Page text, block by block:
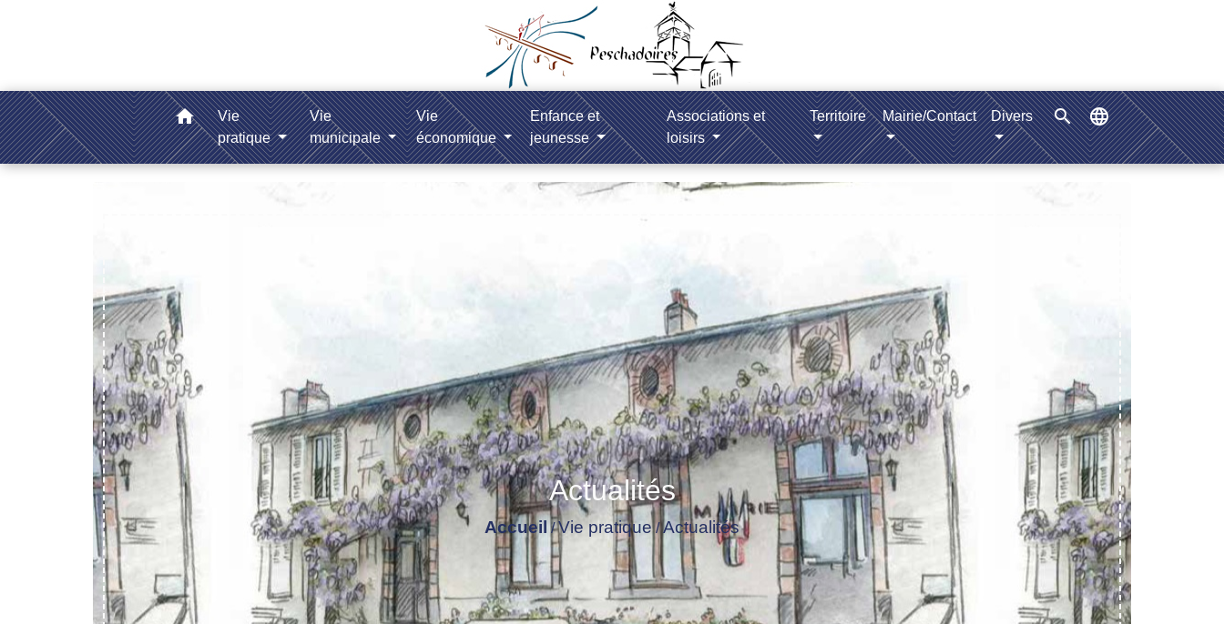
home
Vie
pratique
Vie
municipale
Vie
économique
Enfance et
jeunesse
Associations et
loisirs
Territoire Mairie/Contact Divers search language
Actualités
Accueil /Vie pratique/Actualités